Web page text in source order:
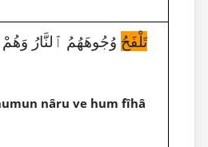
تَلْفَحُ وُجُوهَهُمُ ٱلنَّارُ وَهُمْ
nâru ve hum fîhâ